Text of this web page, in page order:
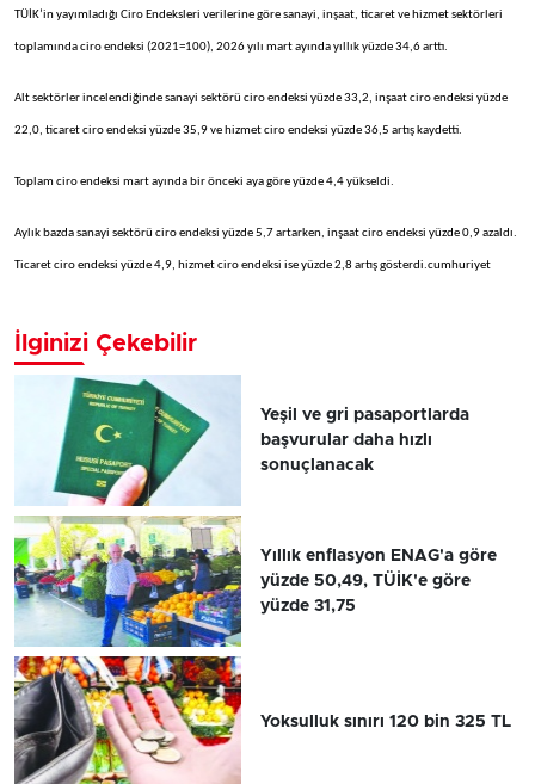
TÜİK’in yayımladığı Ciro Endeksleri verilerine göre sanayi, inşaat, ticaret ve hizmet sektörleri
toplamında ciro endeksi (2021=100), 2026 yılı mart ayında yıllık yüzde 34,6 arttı.
Alt sektörler incelendiğinde sanayi sektörü ciro endeksi yüzde 33,2, inşaat ciro endeksi yüzde
22,0, ticaret ciro endeksi yüzde 35,9 ve hizmet ciro endeksi yüzde 36,5 artış kaydetti.
Toplam ciro endeksi mart ayında bir önceki aya göre yüzde 4,4 yükseldi.
Aylık bazda sanayi sektörü ciro endeksi yüzde 5,7 artarken, inşaat ciro endeksi yüzde 0,9 azaldı.
Ticaret ciro endeksi yüzde 4,9, hizmet ciro endeksi ise yüzde 2,8 artış gösterdi.cumhuriyet
İlginizi Çekebilir
Yeşil ve gri pasaportlarda
başvurular daha hızlı
sonuçlanacak
Yıllık enflasyon ENAG'a göre
yüzde 50,49, TÜİK'e göre
yüzde 31,75
Yoksulluk sınırı 120 bin 325 TL